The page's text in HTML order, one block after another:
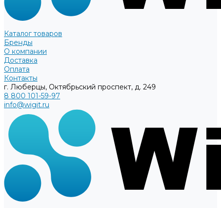
Каталог товаров
Бренды
О компании
Доставка
Оплата
Контакты
г. Люберцы, Октябрьский проспект, д. 249
8 800 101-59-97
info@wigit.ru